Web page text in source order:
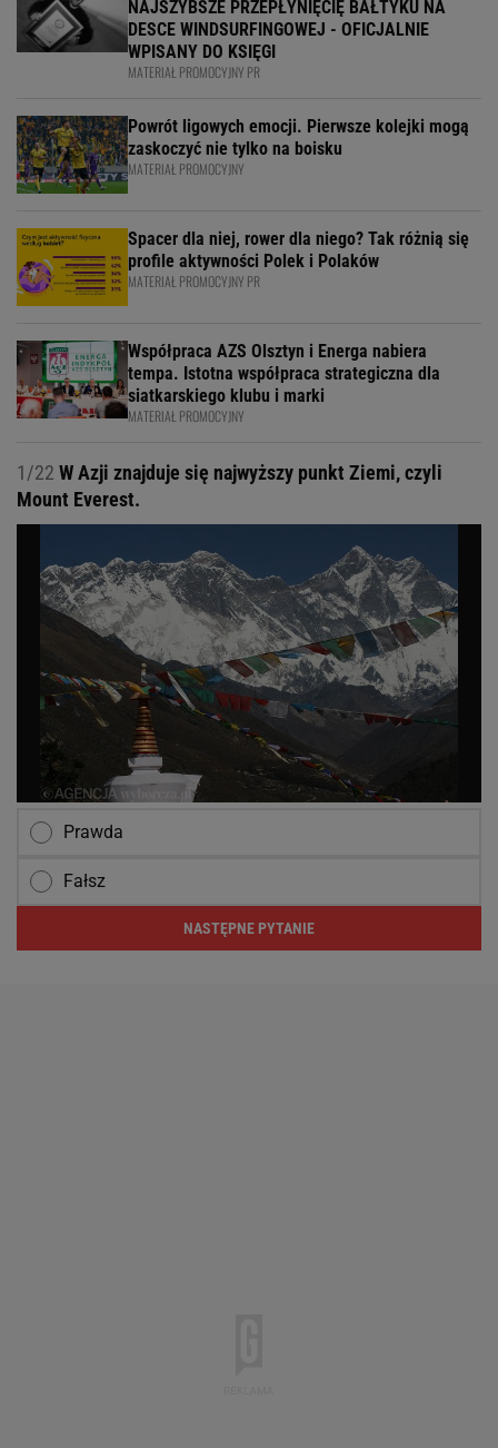
NAJSZYBSZE PRZEPŁYNIĘCIĘ BAŁTYKU NA
DESCE WINDSURFINGOWEJ - OFICJALNIE
WPISANY DO KSIĘGI
MATERIAŁ PROMOCYJNY PR
Powrót ligowych emocji. Pierwsze kolejki mogą
zaskoczyć nie tylko na boisku
MATERIAŁ PROMOCYJNY
Spacer dla niej, rower dla niego? Tak różnią się
profile aktywności Polek i Polaków
MATERIAŁ PROMOCYJNY PR
Współpraca AZS Olsztyn i Energa nabiera
tempa. Istotna współpraca strategiczna dla
siatkarskiego klubu i marki
MATERIAŁ PROMOCYJNY
1/22 W Azji znajduje się najwyższy punkt Ziemi, czyli
Mount Everest.
Prawda
Fałsz
NASTĘPNE PYTANIE